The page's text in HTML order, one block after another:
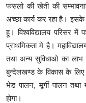
फसलो की खेती की
अच्छा कार्य कर रहा है। इसके
हू। विश्वविद्यालय परिसर में
प्राथमिकता मे है।
तथा अन्य सुविधाओ का लाभ
बुन्देलखण्ड के विकास के लिए
भेड पालन, मूर्गी पालन
होगा।